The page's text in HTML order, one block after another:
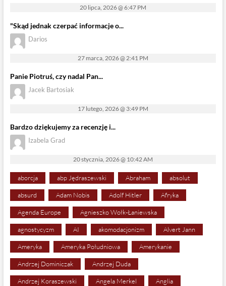
20 lipca, 2026 @ 6:47 PM
"Skąd jednak czerpać informacje o...
Darios
27 marca, 2026 @ 2:41 PM
Panie Piotruś, czy nadal Pan...
Jacek Bartosiak
17 lutego, 2026 @ 3:49 PM
Bardzo dziękujemy za recenzję i...
Izabela Grad
20 stycznia, 2026 @ 10:42 AM
aborcja abp Jędraszewski Abraham absolut
absurd Adam Nobis Adolf Hitler Afryka
Agenda Europe Agnieszko Wołk-Łaniewska
agnostycyzm AI akomodacjonizm Alvert Jann
Ameryka Ameryka Południowa Amerykanie
Andrzej Dominiczak Andrzej Duda
Andrzej Koraszewski Angela Merkel Anglia